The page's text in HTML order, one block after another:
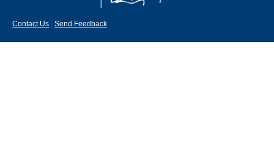
Contact Us Send Feedback